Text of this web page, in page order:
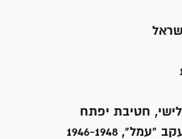
חטיבת יפתח
1946-1948